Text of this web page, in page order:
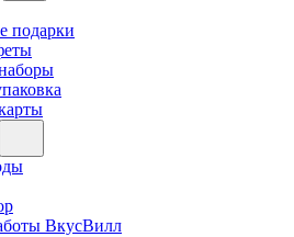
подарки
ВкусВилл